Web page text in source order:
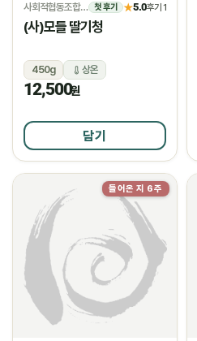
사회적협동조합 모들 첫 후기 ★5.0후기 1
(사)모들 딸기청
450g 상온
12,500원
담기
들어온 지 6주